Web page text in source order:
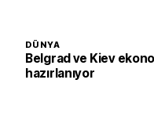
DÜNYA
Belgrad ve Kiev
hazırlanıyor